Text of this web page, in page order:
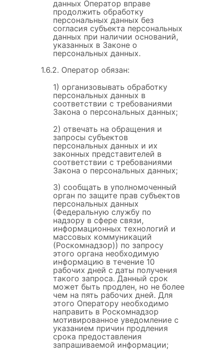
данных Оператор вправе
продолжить обработку
персональных данных без
согласия субъекта персональных
данных при наличии оснований,
указанных в Законе о
персональных данных.
1.6.2. Оператор обязан:
1) организовывать обработку
персональных данных в
соответствии с требованиями
Закона о персональных данных;
2) отвечать на обращения и
запросы субъектов
персональных данных и их
законных представителей в
соответствии с требованиями
Закона о персональных данных;
3) сообщать в уполномоченный
орган по защите прав субъектов
персональных данных
(Федеральную службу по
надзору в сфере связи,
информационных технологий и
массовых коммуникаций
(Роскомнадзор)) по запросу
этого органа необходимую
информацию в течение 10
рабочих дней с даты получения
такого запроса. Данный срок
может быть продлен, но не более
чем на пять рабочих дней. Для
этого Оператору необходимо
направить в Роскомнадзор
мотивированное уведомление с
указанием причин продления
срока предоставления
запрашиваемой информации;